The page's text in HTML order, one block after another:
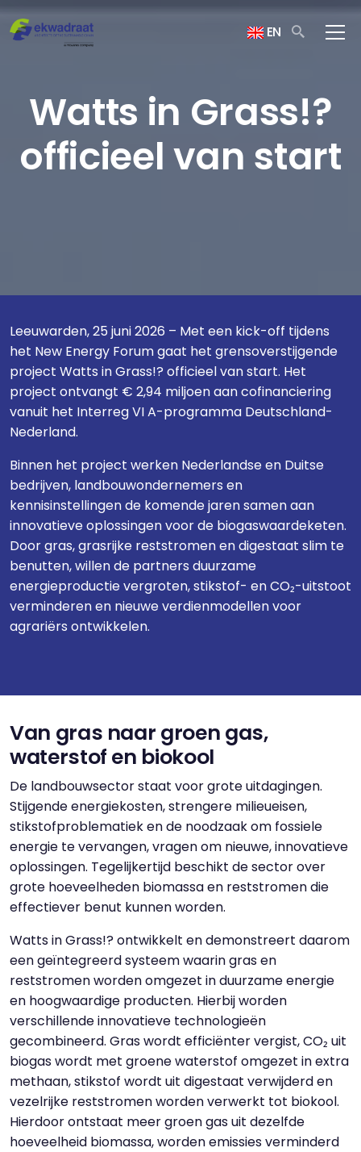
EN
Watts in Grass!?
officieel van start
Leeuwarden, 25 juni 2026 – Met een kick-off tijdens
het New Energy Forum gaat het grensoverstijgende
project Watts in Grass!? officieel van start. Het
project ontvangt € 2,94 miljoen aan cofinanciering
vanuit het Interreg VI A-programma Deutschland-
Nederland.
Binnen het project werken Nederlandse en Duitse
bedrijven, landbouwondernemers en
kennisinstellingen de komende jaren samen aan
innovatieve oplossingen voor de biogaswaardeketen.
Door gras, grasrijke reststromen en digestaat slim te
benutten, willen de partners duurzame
energieproductie vergroten, stikstof- en CO₂-uitstoot
verminderen en nieuwe verdienmodellen voor
agrariërs ontwikkelen.
Van gras naar groen gas,
waterstof en biokool
De landbouwsector staat voor grote uitdagingen.
Stijgende energiekosten, strengere milieueisen,
stikstofproblematiek en de noodzaak om fossiele
energie te vervangen, vragen om nieuwe, innovatieve
oplossingen. Tegelijkertijd beschikt de sector over
grote hoeveelheden biomassa en reststromen die
effectiever benut kunnen worden.
Watts in Grass!? ontwikkelt en demonstreert daarom
een geïntegreerd systeem waarin gras en
reststromen worden omgezet in duurzame energie
en hoogwaardige producten. Hierbij worden
verschillende innovatieve technologieën
gecombineerd. Gras wordt efficiënter vergist, CO₂ uit
biogas wordt met groene waterstof omgezet in extra
methaan, stikstof wordt uit digestaat verwijderd en
vezelrijke reststromen worden verwerkt tot biokool.
Hierdoor ontstaat meer groen gas uit dezelfde
hoeveelheid biomassa, worden emissies verminderd